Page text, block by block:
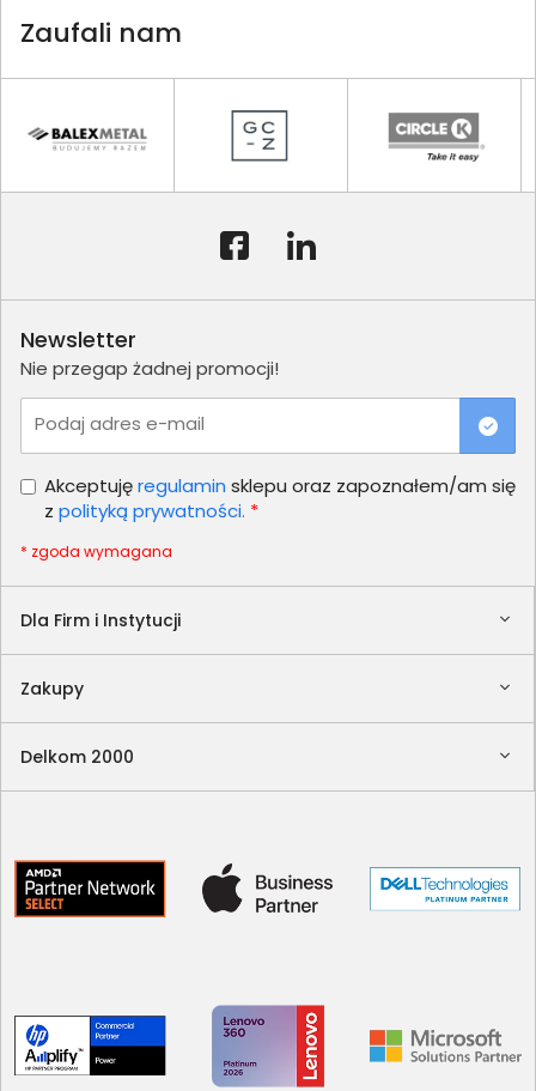
Zaufali nam
Dla Firm i Instytucji
Zakupy
Delkom 2000
Newsletter
Nie przegap żadnej promocji!
Podaj adres e-mail
Akceptujęregulamin sklepu oraz zapoznałem/am się
z polityką prywatności. *
* zgoda wymagana